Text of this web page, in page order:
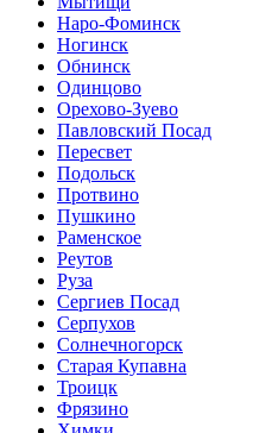
Наро-Фоминск
Ногинск
Обнинск
Одинцово
Орехово-Зуево
Павловский Посад
Пересвет
Подольск
Протвино
Пушкино
Раменское
Реутов
Руза
Сергиев Посад
Серпухов
Солнечногорск
Старая Купавна
Троицк
Фрязино